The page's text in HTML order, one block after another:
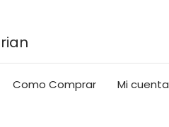
Como Comprar Mi cuenta